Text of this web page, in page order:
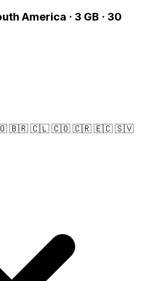
America · 3 GB · 30
🇧🇷 🇨🇱 🇨🇴 🇨🇷 🇪🇨 🇸🇻